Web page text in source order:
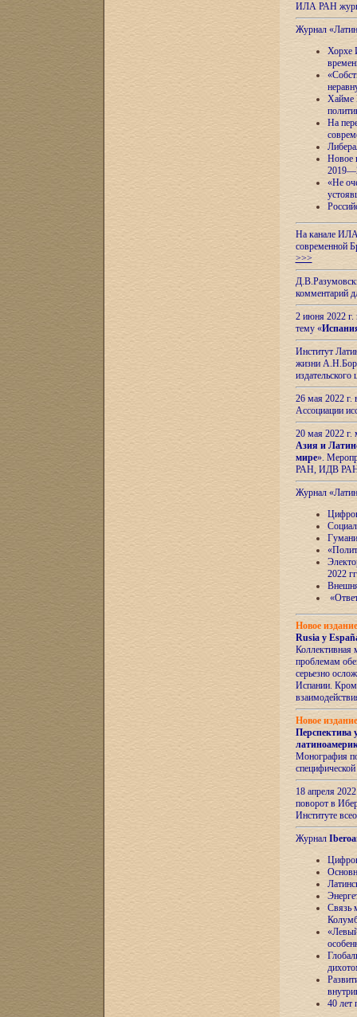
ИЛА РАН
Журнал
Хорхе
Хайме
На
Новое
«Не
На канале ИЛА
современной
>>>
комментарий
2 июня 2022 г.
тему «
Институт
жизни
26 мая 2022
Ассоциации
20 мая 2022
Азия и
мире».
РАН, ИДВ
Журнал
2022
Новое
Rusia y
Коллективная
проблемам
серьезно
Испании.
Новое
Перспектива
Монография
18 апреля
поворот в
Институте
Журнал
Связь
40 лет